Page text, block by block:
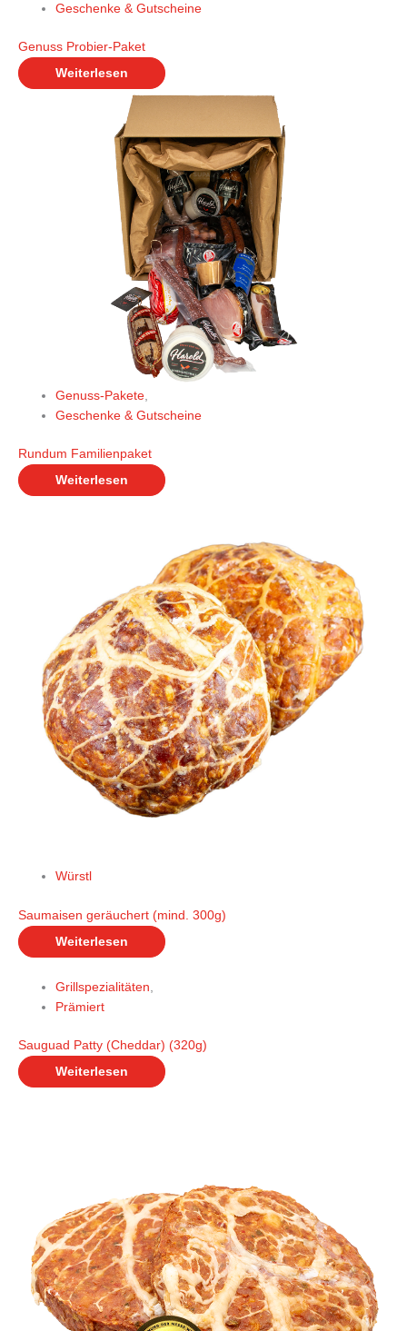
Geschenke & Gutscheine
Genuss Probier-Paket
Weiterlesen
Genuss-Pakete
Geschenke & Gutscheine
Rundum Familienpaket
Weiterlesen
Würstl
Saumaisen geräuchert (mind. 300g)
Weiterlesen
Grillspezialitäten
Prämiert
Sauguad Patty (Cheddar) (320g)
Weiterlesen